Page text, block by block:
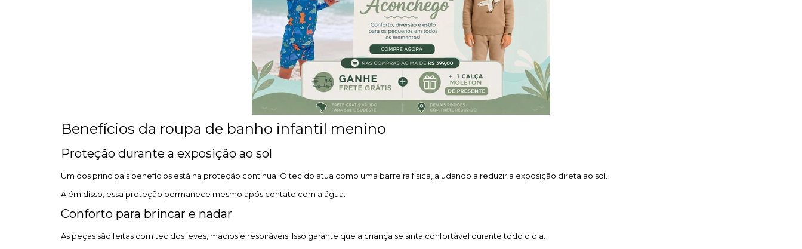
Benefícios da roupa de banho infantil menino
Proteção durante a exposição ao sol
Um dos principais benefícios está na proteção contínua. O tecido atua como uma barreira física, ajudando a reduzir a exposição direta ao sol.
Além disso, essa proteção permanece mesmo após contato com a água.
Conforto para brincar e nadar
As peças são feitas com tecidos leves, macios e respiráveis. Isso garante que a criança se sinta confortável durante todo o dia.